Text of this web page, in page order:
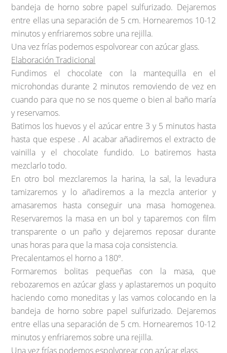
bandeja de horno sobre papel sulfurizado. Dejaremos
entre ellas una separación de 5 cm. Hornearemos 10-12
minutos y enfriaremos sobre una rejilla.
Una vez frías podemos espolvorear con azúcar glass.
Elaboración Tradicional
Fundimos el chocolate con la mantequilla en el
microhondas durante 2 minutos removiendo de vez en
cuando para que no se nos queme o bien al baño maría
y reservamos.
Batimos los huevos y el azúcar entre 3 y 5 minutos hasta
hasta que espese . Al acabar añadiremos el extracto de
vainilla y el chocolate fundido. Lo batiremos hasta
mezclarlo todo.
En otro bol mezclaremos la harina, la sal, la levadura
tamizaremos y lo añadiremos a la mezcla anterior y
amasaremos hasta conseguir una masa homogenea.
Reservaremos la masa en un bol y taparemos con film
transparente o un paño y dejaremos reposar durante
unas horas para que la masa coja consistencia.
Precalentamos el horno a 180º.
Formaremos bolitas pequeñas con la masa, que
rebozaremos en azúcar glass y aplastaremos un poquito
haciendo como moneditas y las vamos colocando en la
bandeja de horno sobre papel sulfurizado. Dejaremos
entre ellas una separación de 5 cm. Hornearemos 10-12
minutos y enfriaremos sobre una rejilla.
Una vez frías podemos espolvorear con azúcar glass.